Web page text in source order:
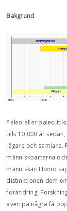
Bakgrund
Paleo eller
tills 10 000 år
jägare och samlare.
människoarterna
människan Homo
distinktionen dem
förändring.
även på några få